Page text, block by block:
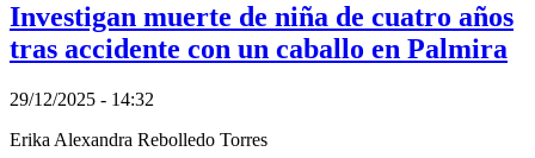
Investigan muerte de niña de cuatro años
tras accidente con un caballo en Palmira
29/12/2025 - 14:32
Erika Alexandra Rebolledo Torres